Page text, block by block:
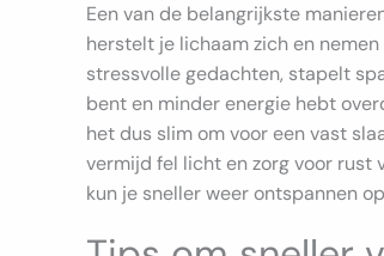
Een van de belangrijkste
herstelt je lichaam zich en
stressvolle gedachten, stapelt
bent en minder energie hebt
het dus slim om voor een vast
vermijd fel licht en zorg voor rust
kun je sneller weer ontspannen